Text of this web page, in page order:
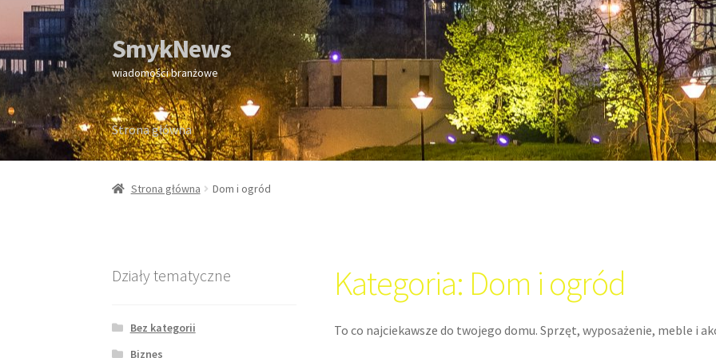
Przejdź
do
nawigacji
Przejdź
do
treści
SmykNews
wiadomości branżowe
Strona główna
Strona główna
Strona główna Dom i ogród
Kategoria: Dom i ogród
To co najciekawsze do twojego domu. Sprzęt, wyposażenie, meble i
Działy tematyczne
Bez kategorii
Biznes